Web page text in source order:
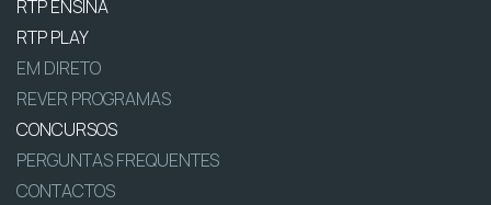
RTP ENSINA
RTP PLAY
EM DIRETO
REVER PROGRAMAS
CONCURSOS
PERGUNTAS FREQUENTES
CONTACTOS